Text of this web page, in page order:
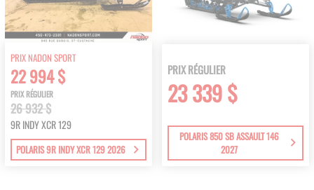
PRIX NADON SPORT
22 994 $
PRIX RÉGULIER
26 932 $
9R INDY XCR 129
POLARIS 9R INDY XCR 129 2026
PRIX RÉGULIER
23 339 $
POLARIS 850 SB ASSAULT 146
2027